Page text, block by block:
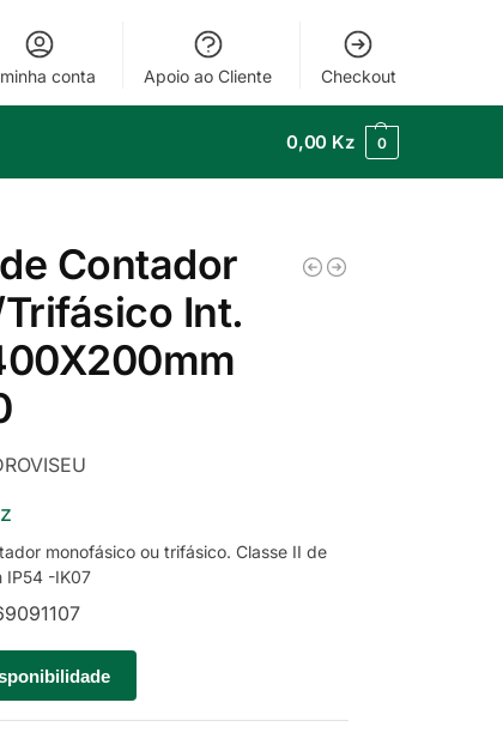
conta Apoio ao Cliente Checkout
0,00 Kz 0
Contador
Int.
monofásico ou trifásico. Classe II de
IP54 -IK07